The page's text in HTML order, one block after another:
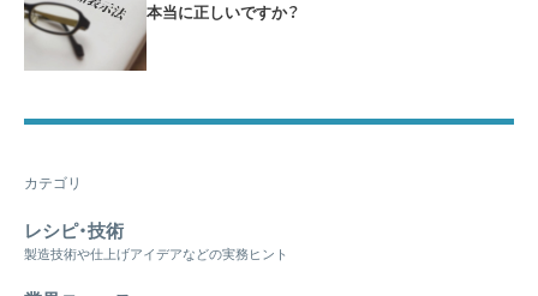
本当に正しいですか？
カテゴリ
レシピ・技術
製造技術や仕上げアイデアなどの実務ヒント